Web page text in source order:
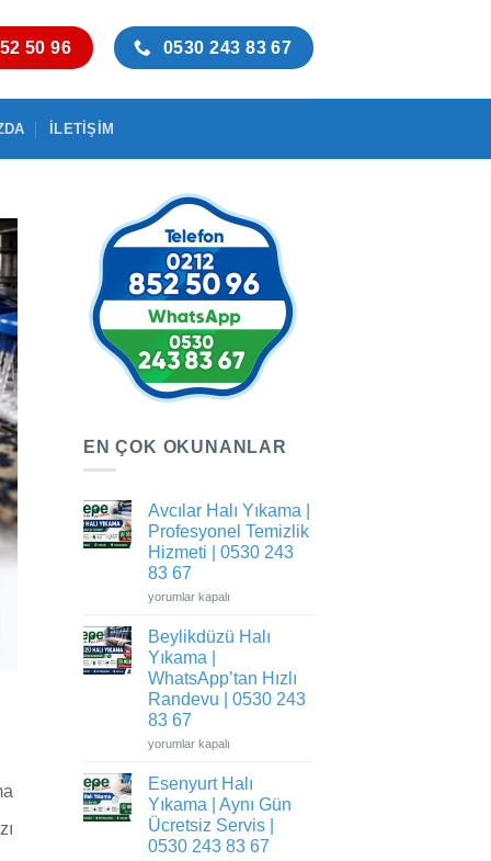
50 96 0530 243 83 67
İLETIŞIM
EN ÇOK OKUNANLAR
Avcılar Halı Yıkama |
Profesyonel Temizlik
Hizmeti | 0530 243
83 67
Avcılar
|
Profesyonel
Temizlik
Hizmeti
0530
243
83
67
için
yorumlar kapalı
Beylikdüzü Halı
Yıkama |
WhatsApp’tan Hızlı
Randevu | 0530 243
83 67
Beylikdüzü
|
WhatsApp’tan
Hızlı
Randevu
0530
yorumlar kapalı
Esenyurt Halı
Yıkama | Aynı Gün
Ücretsiz Servis |
0530 243 83 67